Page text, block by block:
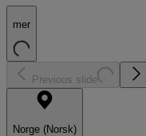
mer
Previous slide
Norge (Norsk)